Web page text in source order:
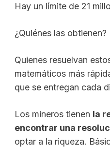
Hay un límite de 21
¿Quiénes las obtienen?
Quienes resuelvan
matemáticos más
que se entregan cada
Los mineros tienen la
encontrar una
optar a la riqueza.